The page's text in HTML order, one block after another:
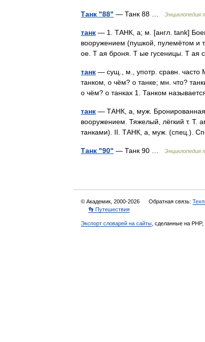
Танк "88" — Танк 88 … Энциклопедия
танк — 1. ТАНК, а; м. [англ. tank]
вооружением (пушкой, пулемётом и
ое. Т ая броня. Т ые гусеницы. Т
танк — сущ., м., употр. сравн. часто
танком, о чём? о танке; мн. что?
о чём? о танках 1. Танком
танк — ТАНК, а, муж.
вооружением. Тяжелый, лёгкий т. Т.
танками). II. ТАНК, а, муж. (спец.).
Танк "90" — Танк 90 … Энциклопедия
© Академик, 2000-2026 Обратная связь:
👣 Путешествия
Экспорт словарей на сайты , сделанные на PHP,